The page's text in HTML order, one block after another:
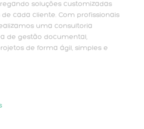
soluções customizadas
cada cliente. Com profissionais
uma consultoria
de gestão documental,
de forma ágil, simples e